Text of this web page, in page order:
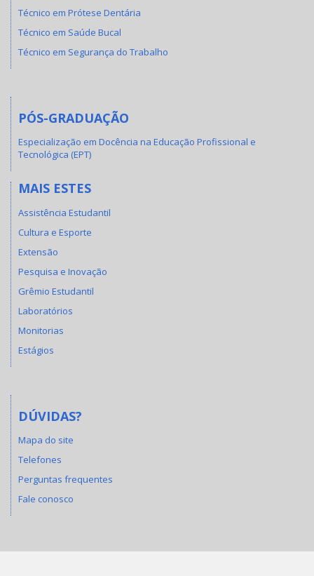
Técnico em Prótese Dentária
Técnico em Saúde Bucal
Técnico em Segurança do Trabalho
PÓS-GRADUAÇÃO
Especialização em Docência na Educação Profissional e
Tecnológica (EPT)
MAIS ESTES
Assistência Estudantil
Cultura e Esporte
Extensão
Pesquisa e Inovação
Grêmio Estudantil
Laboratórios
Monitorias
Estágios
DÚVIDAS?
Mapa do site
Telefones
Perguntas frequentes
Fale conosco